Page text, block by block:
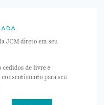
JCM direto em seu
cedidos de livre e
consentimento para seu